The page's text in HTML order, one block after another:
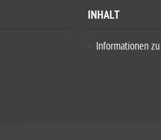
INHALT
Informationen